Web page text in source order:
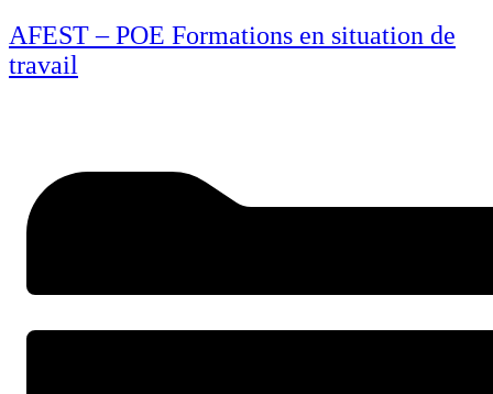
AFEST – POE Formations en situation de
travail